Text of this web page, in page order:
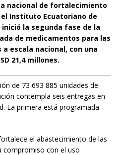
nacional de fortalecimiento
Instituto Ecuatoriano de
inició la segunda fase de la
de medicamentos para las
a escala nacional, con una
21,4 millones.
de 73 693 885 unidades de
contempla seis entregas en
La primera está programada
el abastecimiento de las
compromiso con el uso